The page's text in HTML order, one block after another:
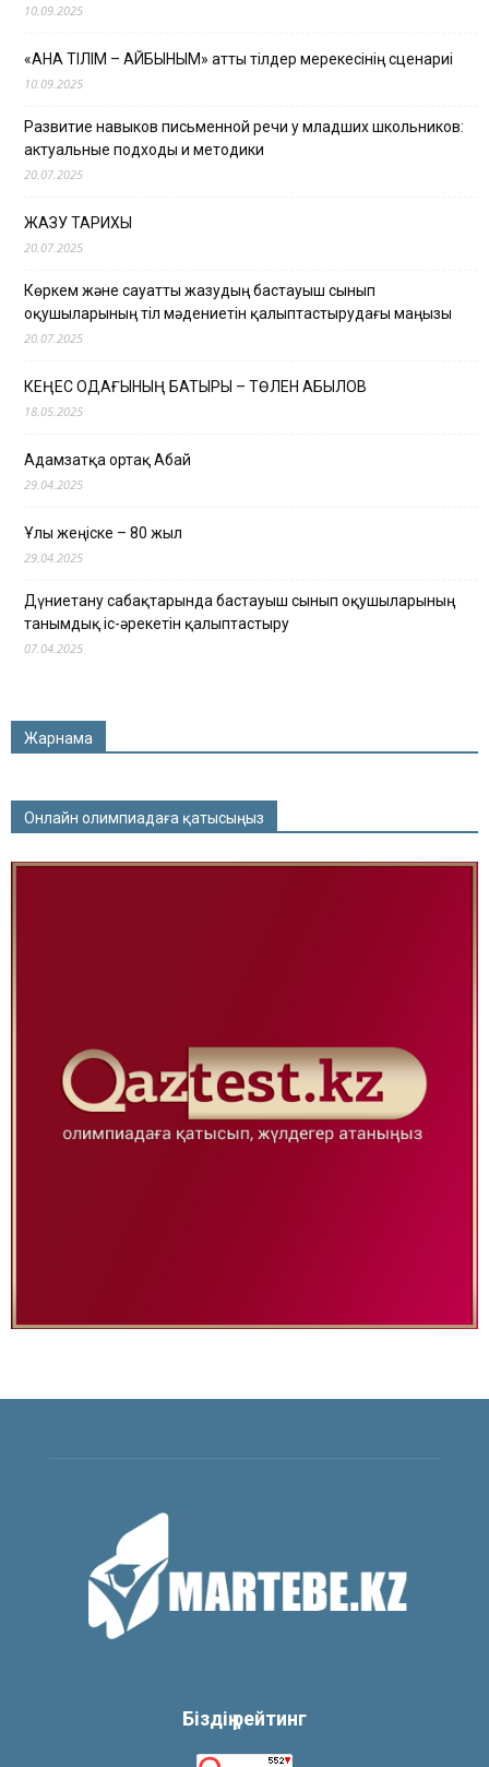
10.09.2025
«АНА ТІЛІМ – АЙБЫНЫМ» атты тілдер мерекесінің сценариі
10.09.2025
Развитие навыков письменной речи у младших школьников:
актуальные подходы и методики
20.07.2025
ЖАЗУ ТАРИХЫ
20.07.2025
Көркем және сауатты жазудың бастауыш сынып
оқушыларының тіл мәдениетін қалыптастырудағы маңызы
20.07.2025
КЕҢЕС ОДАҒЫНЫҢ БАТЫРЫ – ТӨЛЕН ҚАБЫЛОВ
18.05.2025
Адамзатқа ортақ Абай
29.04.2025
Ұлы жеңіске – 80 жыл
29.04.2025
Дүниетану сабақтарында бастауыш сынып оқушыларының
танымдық іс-әрекетін қалыптастыру
07.04.2025
Жарнама
Онлайн олимпиадаға қатысыңыз
Біздің рейтинг